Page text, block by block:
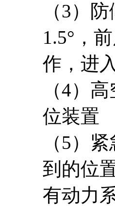
（3）
1.5°，
作，进
（4）
位装置
（5）
到的位
有动力